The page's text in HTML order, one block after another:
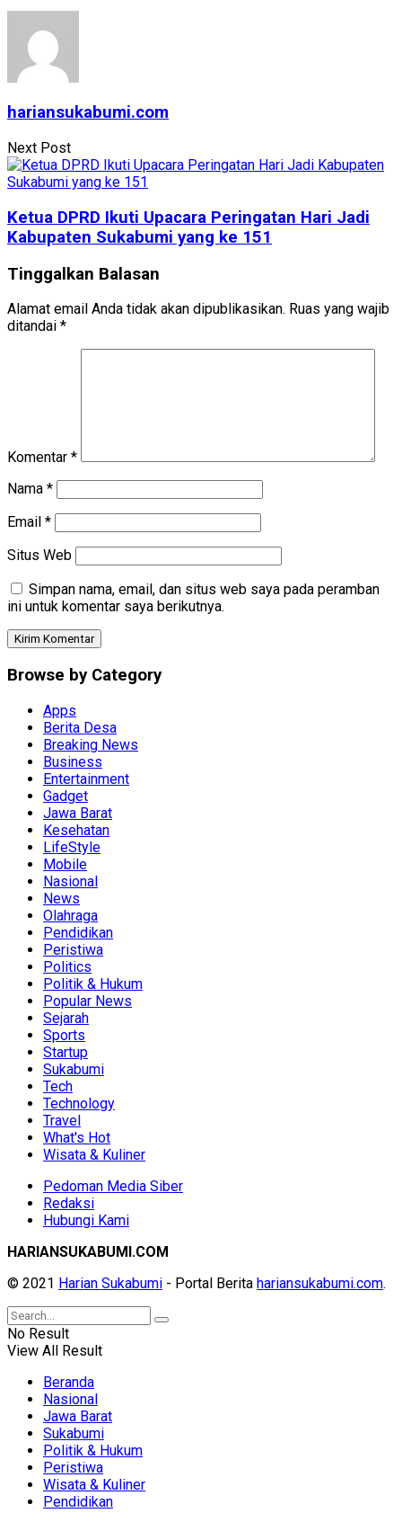
hariansukabumi.com
Next Post
Ketua DPRD Ikuti Upacara Peringatan Hari Jadi
Kabupaten Sukabumi yang ke 151
Tinggalkan Balasan
Alamat email Anda tidak akan dipublikasikan. Ruas yang wajib
ditandai *
Komentar *
Nama *
Email *
Situs Web
Simpan nama, email, dan situs web saya pada peramban
ini untuk komentar saya berikutnya.
Browse by Category
Apps
Berita Desa
Breaking News
Business
Entertainment
Gadget
Jawa Barat
Kesehatan
LifeStyle
Mobile
Nasional
News
Olahraga
Pendidikan
Peristiwa
Politics
Politik & Hukum
Popular News
Sejarah
Sports
Startup
Sukabumi
Tech
Technology
Travel
What's Hot
Wisata & Kuliner
Pedoman Media Siber
Redaksi
Hubungi Kami
HARIANSUKABUMI.COM
© 2021 Harian Sukabumi - Portal Berita hariansukabumi.com.
No Result
View All Result
Beranda
Nasional
Jawa Barat
Sukabumi
Politik & Hukum
Peristiwa
Wisata & Kuliner
Pendidikan